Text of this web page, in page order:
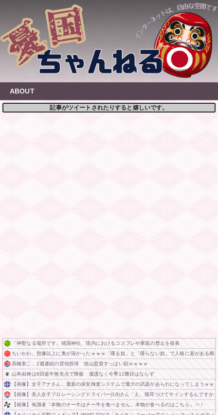
content
ABOUT
記事がツイートされたりすると嬉しいです。
「神聖なる場所です」靖国神社、境内におけるコスプレや軍装の禁止を発表
ちいかわ、想像以上に奥が深かったｗｗｗ「喋る奴」と「喋らない奴」で人格に差がある模
高橋奎二、2週連続の背信投球 池山監督すっぱい顔ｗｗｗｗ
山本由伸は6回途中無失点で降板 援護なく今季12勝目はならず
【画像】女子アナさん、最新の保安検査システムで最大の武器があらわになってしまうｗｗ
【画像】美人女子プロレーシングドライバー(18)さん「え、猫耳つけてサインするんですか
【画像】有識者「本物のチー牛はチー牛を食べません。本物が食べるのはこちら」⇒！